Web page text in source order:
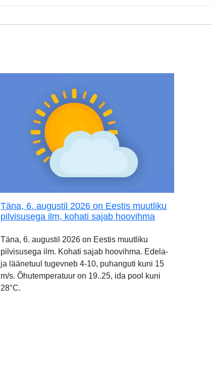
Täna, 6. augustil 2026 on Eestis muutliku
pilvisusega ilm, kohati sajab hoovihma
Täna, 6. augustil 2026 on Eestis muutliku
pilvisusega ilm. Kohati sajab hoovihma. Edela-
ja läänetuul tugevneb 4-10, puhanguti kuni 15
m/s. Õhutemperatuur on 19..25, ida pool kuni
28°C.